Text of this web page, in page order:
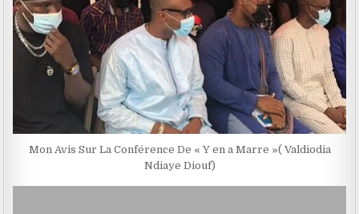
Mon Avis Sur La Conférence De « Y en a Marre »( Valdiodia
Ndiaye Diouf)